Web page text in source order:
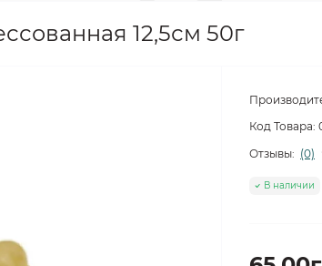
12,5см 50г
Код Товара:
Отзывы: (0)
В наличии